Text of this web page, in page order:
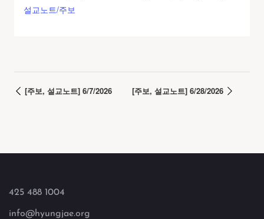
설교노트/주보
[주보, 설교노트] 6/7/2026 [주보, 설교노트] 6/28/2026
425 488 1004
info@hyungjae.org